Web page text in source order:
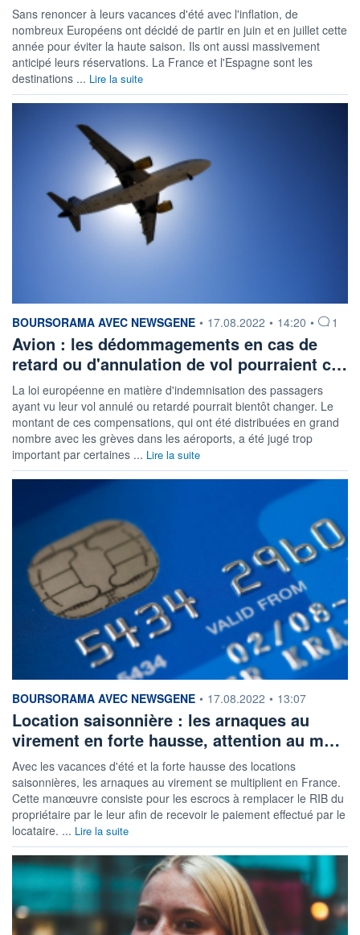
Sans renoncer à leurs vacances d'été avec l'inflation, de
nombreux Européens ont décidé de partir en juin et en juillet cette
année pour éviter la haute saison. Ils ont aussi massivement
anticipé leurs réservations. La France et l'Espagne sont les
destinations ... Lire la suite
information fournie par
BOURSORAMA AVEC NEWSGENE • 17.08.2022 • 14:20 • 1
Avion : les dédommagements en cas de
retard ou d'annulation de vol pourraient c…
La loi européenne en matière d'indemnisation des passagers
ayant vu leur vol annulé ou retardé pourrait bientôt changer. Le
montant de ces compensations, qui ont été distribuées en grand
nombre avec les grèves dans les aéroports, a été jugé trop
important par certaines ... Lire la suite
information fournie par
BOURSORAMA AVEC NEWSGENE • 17.08.2022 • 13:07
Location saisonnière : les arnaques au
virement en forte hausse, attention au m…
Avec les vacances d'été et la forte hausse des locations
saisonnières, les arnaques au virement se multiplient en France.
Cette manœuvre consiste pour les escrocs à remplacer le RIB du
propriétaire par le leur afin de recevoir le paiement effectué par le
locataire. ... Lire la suite